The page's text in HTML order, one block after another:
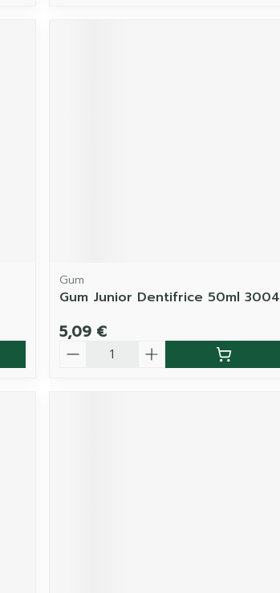
Gum
Gum Junior Dentifrice 50ml 3004
5,09 €
Quantité